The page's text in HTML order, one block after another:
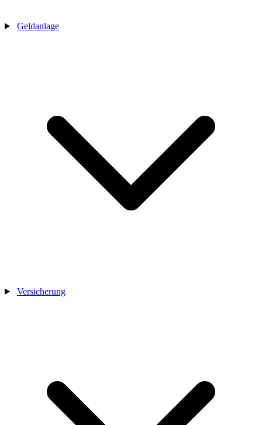
Geldanlage
Versicherung